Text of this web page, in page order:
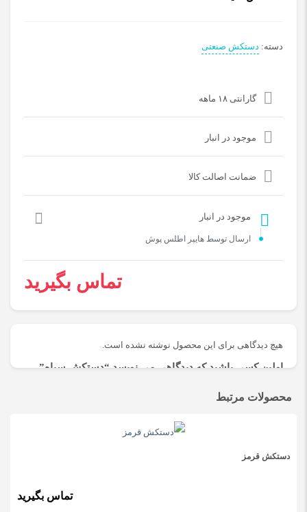
دسته: دستکش صنعتی
گارانتی ۱۸ ماهه
موجود در انبار
ضمانت اصالت کالا
موجود در انبار
ارسال توسط هایپر اطلس پوش
تماس بگیرید
هیچ دیدگاهی برای این محصول نوشته نشده است.
اولین کسی باشید که دیدگاهی می نویسد “دستکش سیاه”
نشانی ایمیل شما منتشر نخواهد شد.
محصولات مرتبط
دستکش قرمز
تماس بگیرید